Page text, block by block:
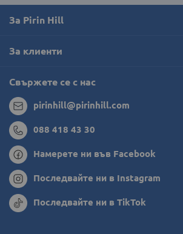
За Pirin Hill
За клиенти
Свържете се с нас
pirinhill@pirinhill.com
088 418 43 30
Намерете ни във Facebook
Последвайте ни в Instagram
Последвайте ни в TikTok